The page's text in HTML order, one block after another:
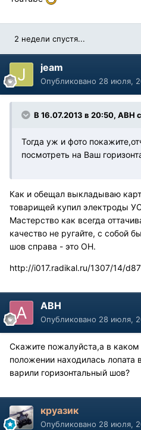
2 недели спустя...
jeam
Опубликовано 28 июля,
В 16.07.2013 в 20:50, АВН
Тогда уж и фото
посмотреть на Ваш
Как и обещал выкладываю
товарищей купил электроды
Мастерство как всегда
качество не ругайте, с собой
шов справа - это ОН.
http://i017.radikal.ru/1307/14/
АВН
Опубликовано 28 июля,
Скажите пожалуйста,а в
положении находилась лопата
варили горизонтальный шов?
круазик
Опубликовано 28 июля,